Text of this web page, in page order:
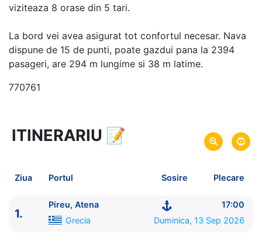
viziteaza 8 orase din 5 tari.
La bord vei avea asigurat tot confortul necesar. Nava
dispune de 15 de punti, poate gazdui pana la 2394
pasageri, are 294 m lungime si 38 m latime.
770761
8 zile vacanta de croaziera in
Marea Mediterana de Est -
Plecare pe 13 Sep 2026 din Pireu, Atena, Grecia
Norwegian Cruise Line
ITINERARIU 📝
Ziua Portul Sosire Plecare
1.
Pireu, Atena
17:00
Grecia
Duminica, 13 Sep 2026